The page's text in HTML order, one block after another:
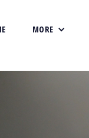
MORE